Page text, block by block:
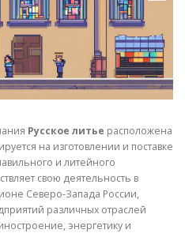
Русское литье расположена
на изготовлении и поставке
и литейного
свою деятельность в
Северо-Запада России,
различных отраслей
энергетику и